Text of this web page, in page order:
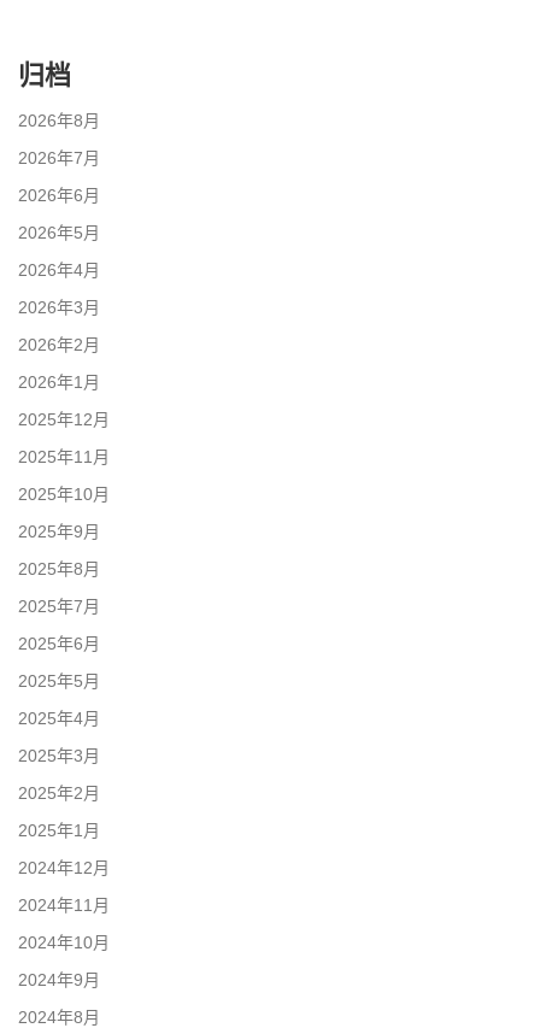
归档
2026年8月
2026年7月
2026年6月
2026年5月
2026年4月
2026年3月
2026年2月
2026年1月
2025年12月
2025年11月
2025年10月
2025年9月
2025年8月
2025年7月
2025年6月
2025年5月
2025年4月
2025年3月
2025年2月
2025年1月
2024年12月
2024年11月
2024年10月
2024年9月
2024年8月